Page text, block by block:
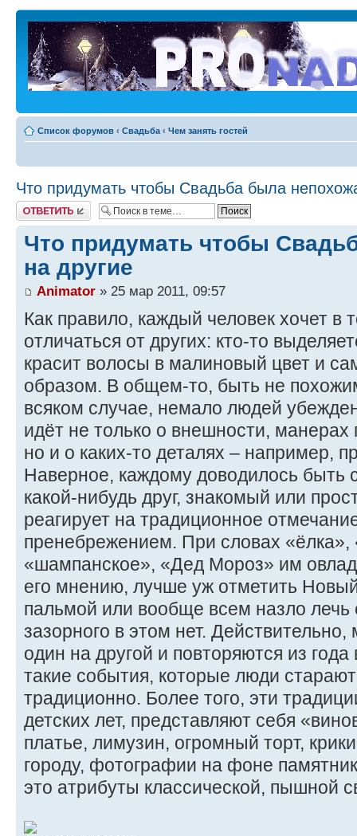
Список форумов ‹ Свадьба ‹ Чем занять гостей
Что придумать чтобы Свадьба была
Ответить
Что придумать чтобы
на другие
Animator » 25 мар 2011, 09:57
Как правило, каждый человек хочет в
отличаться от других: кто-то
красит волосы в малиновый цвет и
образом. В общем-то, быть не
всяком случае, немало людей
идёт не только о внешности,
но и о каких-то деталях – например,
Наверное, каждому доводилось быть
какой-нибудь друг, знакомый или
реагирует на традиционное
пренебрежением. При словах «ёлка»,
«шампанское», «Дед Мороз» им
его мнению, лучше уж отметить
пальмой или вообще всем назло лечь
зазорного в этом нет.
один на другой и повторяются из года
такие события, которые люди
традиционно. Более того, эти
детских лет, представляют себя
платье, лимузин, огромный торт,
городу, фотографии на фоне
это атрибуты классической, пышной